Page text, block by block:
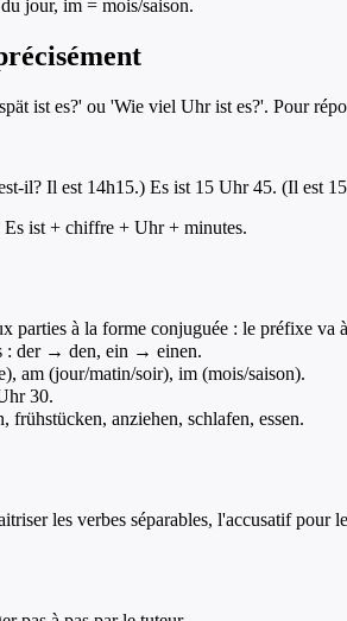
jour, im = mois/saison.
ist es?' ou 'Wie viel Uhr ist es?'. Pour
il? Il est 14h15.) Es ist 15 Uhr 45. (Il est
Es ist + chiffre + Uhr + minutes.
parties à la forme conjuguée : le préfixe va
: der → den, ein → einen.
am (jour/matin/soir), im (mois/saison).
30.
frühstücken, anziehen, schlafen, essen.
les verbes séparables, l'accusatif